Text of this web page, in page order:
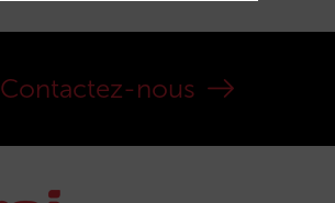
Contactez-nous